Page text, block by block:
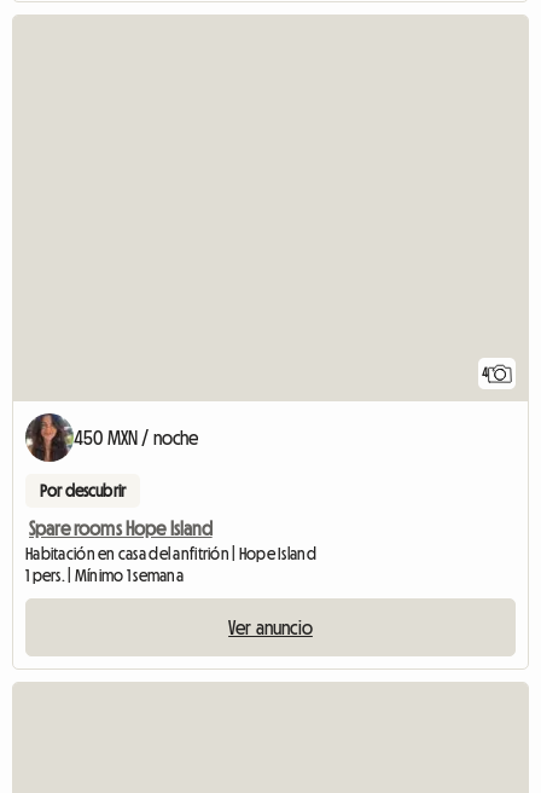
4
450 MXN / noche
Por descubrir
Spare rooms Hope Island
Habitación en casa del anfitrión | Hope Island
1 pers. | Mínimo 1 semana
Ver anuncio